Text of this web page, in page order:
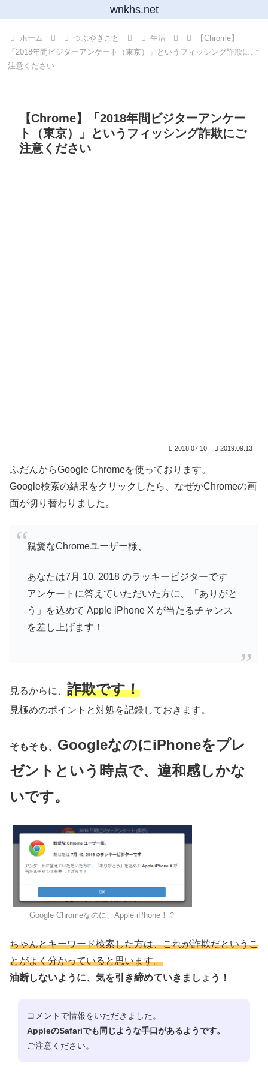
wnkhs.net
ホーム つぶやきごと 生活
【Chrome】
「2018年間ビジターアンケート（東京）」というフィッシング詐欺にご
注意ください
【Chrome】「2018年間ビジターアンケー
ト（東京）」というフィッシング詐欺にご
注意ください
2018.07.10 2019.09.13
ふだんからGoogle Chromeを使っております。
Google検索の結果をクリックしたら、なぜかChromeの画
面が切り替わりました。
親愛なChromeユーザー様、
あなたは7月 10, 2018 のラッキービジターです
アンケートに答えていただいた方に、「ありがと
う」を込めて Apple iPhone X が当たるチャンス
を差し上げます！
見るからに、 詐欺です！
見極めのポイントと対処を記録しておきます。
そもそも、 GoogleなのにiPhoneをプレ
ゼントという時点で、違和感しかな
いです。
Google Chromeなのに、Apple iPhone！？
ちゃんとキーワード検索した方は、これが詐欺だというこ
とがよく分かっていると思います。
油断しないように、気を引き締めていきましょう！
コメントで情報をいただきました。
AppleのSafariでも同じような手口があるようです。
ご注意ください。